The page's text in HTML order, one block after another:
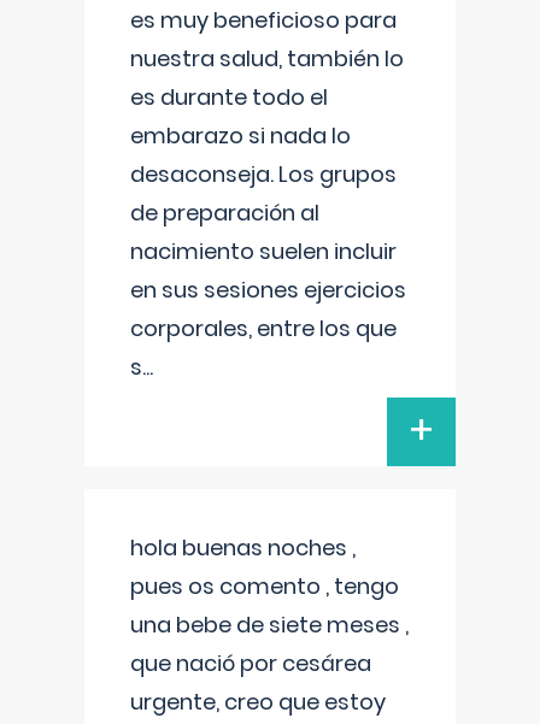
es muy beneficioso para
nuestra salud, también lo
es durante todo el
embarazo si nada lo
desaconseja. Los grupos
de preparación al
nacimiento suelen incluir
en sus sesiones ejercicios
corporales, entre los que
s...
+
hola buenas noches ,
pues os comento , tengo
una bebe de siete meses ,
que nació por cesárea
urgente, creo que estoy